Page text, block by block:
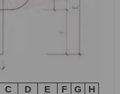
C D E F G H